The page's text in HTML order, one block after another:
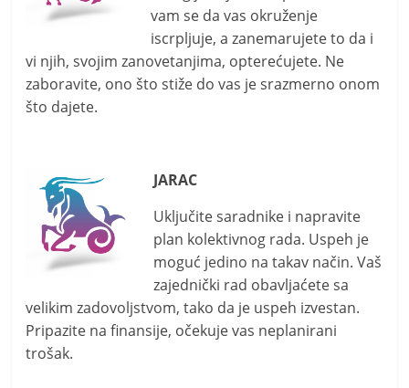
vam se da vas okruženje
iscrpljuje, a zanemarujete to da i
vi njih, svojim zanovetanjima, opterećujete. Ne
zaboravite, ono što stiže do vas je srazmerno onom
što dajete.
JARAC
Uključite saradnike i napravite
plan kolektivnog rada. Uspeh je
moguć jedino na takav način. Vaš
zajednički rad obavljaćete sa
velikim zadovoljstvom, tako da je uspeh izvestan.
Pripazite na finansije, očekuje vas neplanirani
trošak.